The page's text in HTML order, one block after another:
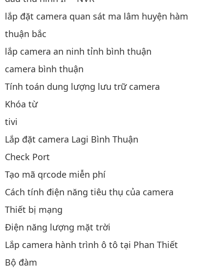
lắp đặt camera quan sát ma lâm huyện hàm
thuận bắc
lắp camera an ninh tỉnh bình thuận
camera bình thuận
Tính toán dung lượng lưu trữ camera
Khóa từ
tivi
Lắp đặt camera Lagi Bình Thuận
Check Port
Tạo mã qrcode miễn phí
Cách tính điện năng tiêu thụ của camera
Thiết bị mạng
Điện năng lượng mặt trời
Lắp camera hành trình ô tô tại Phan Thiết
Bộ đàm